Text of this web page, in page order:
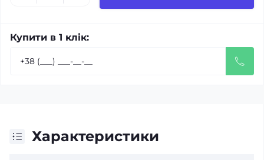
Купити в 1 клік:
Характеристики